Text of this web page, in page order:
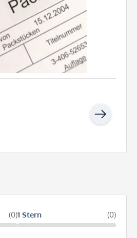
(0)1 Stern (0)